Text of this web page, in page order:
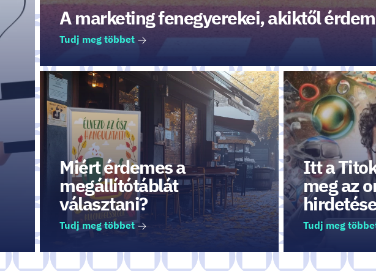
A marketing fenegyerekei, akiktől
Tudj meg többet
Miért érdemes a
megállítótáblát
választani?
Tudj meg többet
Itt a
meg az
Tudj meg